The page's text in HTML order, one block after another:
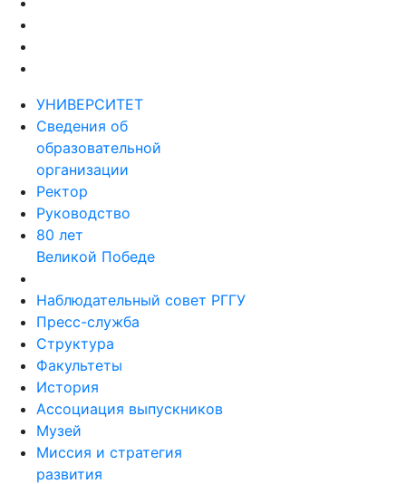
УНИВЕРСИТЕТ
Сведения об
образовательной
организации
Ректор
Руководство
80 лет
Великой Победе
Наблюдательный совет РГГУ
Пресс-служба
Структура
Факультеты
История
Ассоциация выпускников
Музей
Миссия и стратегия
развития